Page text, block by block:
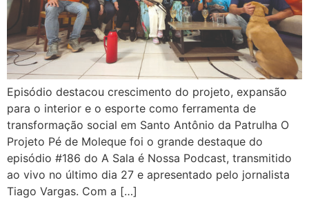
Episódio destacou crescimento do projeto, expansão
para o interior e o esporte como ferramenta de
transformação social em Santo Antônio da Patrulha O
Projeto Pé de Moleque foi o grande destaque do
episódio #186 do A Sala é Nossa Podcast, transmitido
ao vivo no último dia 27 e apresentado pelo jornalista
Tiago Vargas. Com a […]